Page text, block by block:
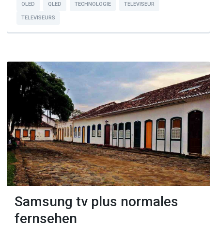
OLED QLED TECHNOLOGIE TELEVISEUR
TELEVISEURS
Samsung tv plus normales
fernsehen